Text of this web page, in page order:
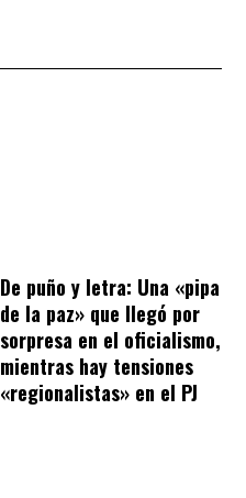
De puño y letra: Una «pipa
de la paz» que llegó por
sorpresa en el oficialismo,
mientras hay tensiones
«regionalistas» en el PJ